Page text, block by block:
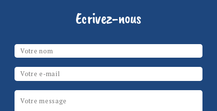
Ecrivez-nous
Votre nom*
Email*
Message*